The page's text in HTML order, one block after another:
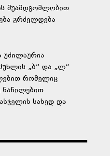
შუამდგომლობით
გრძელდება
„ბ“ და „ლ“
რომელიც
ნაწილებით
სახედ და